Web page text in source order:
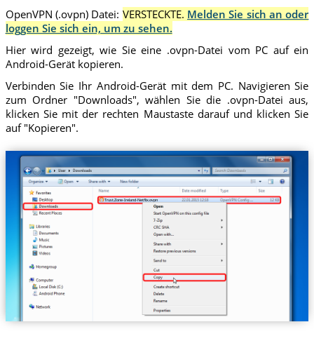
OpenVPN (.ovpn) Datei: VERSTECKTE. Melden Sie sich an oder
loggen Sie sich ein, um zu sehen.
Hier wird gezeigt, wie Sie eine .ovpn-Datei vom PC auf ein
Android-Gerät kopieren.
Verbinden Sie Ihr Android-Gerät mit dem PC. Navigieren Sie
zum Ordner "Downloads", wählen Sie die .ovpn-Datei aus,
klicken Sie mit der rechten Maustaste darauf und klicken Sie
auf "Kopieren".
Trust.Zone-Ireland-Netflix.ovpn